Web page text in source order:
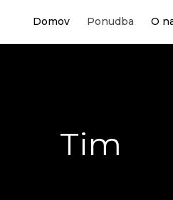
Domov Ponudba O
Tim